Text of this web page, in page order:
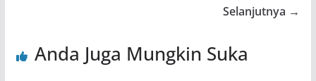
Selanjutnya →
Anda Juga Mungkin Suka